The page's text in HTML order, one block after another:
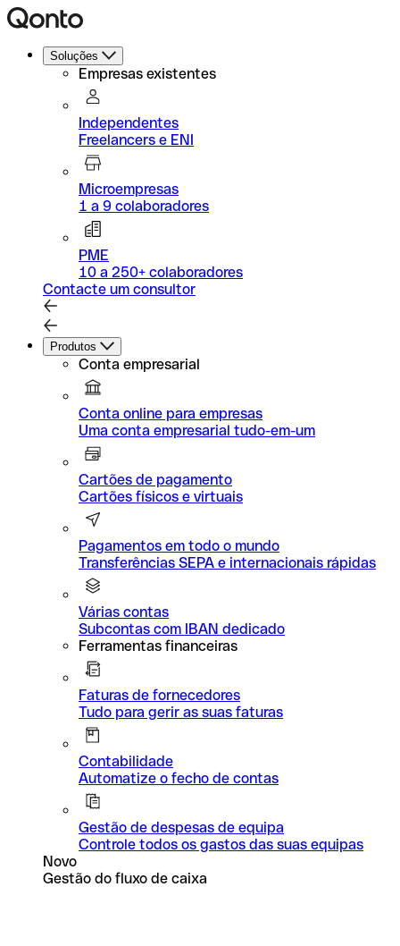
Soluções
Empresas existentes
Independentes
Freelancers e ENI
Microempresas
1 a 9 colaboradores
PME
10 a 250+ colaboradores
Contacte um consultor
Produtos
Conta empresarial
Conta online para empresas
Uma conta empresarial tudo-em-um
Cartões de pagamento
Cartões físicos e virtuais
Pagamentos em todo o mundo
Transferências SEPA e internacionais rápidas
Várias contas
Subcontas com IBAN dedicado
Ferramentas financeiras
Faturas de fornecedores
Tudo para gerir as suas faturas
Contabilidade
Automatize o fecho de contas
Gestão de despesas de equipa
Controle todos os gastos das suas equipas
Novo
Gestão do fluxo de caixa